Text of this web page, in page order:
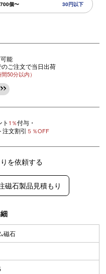
700個〜 30円以下
能
ご注文で当日出荷
間50分以内）
ト 1％付与・
注文割引 ５％OFF
を依頼する
磁石製品見積もり
磁石